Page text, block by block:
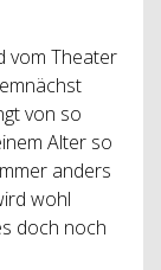
vom Theater
von so
Alter so
anders
wohl
doch noch